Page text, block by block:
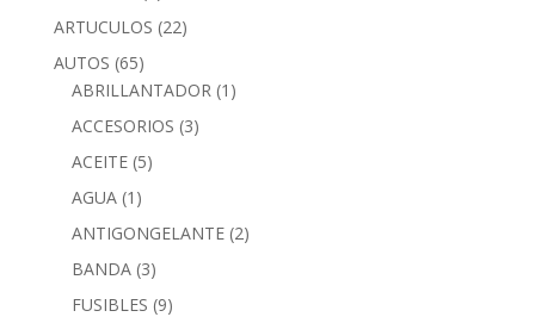
ARTUCULOS (22)
AUTOS (65)
ABRILLANTADOR (1)
ACCESORIOS (3)
ACEITE (5)
AGUA (1)
ANTIGONGELANTE (2)
BANDA (3)
FUSIBLES (9)